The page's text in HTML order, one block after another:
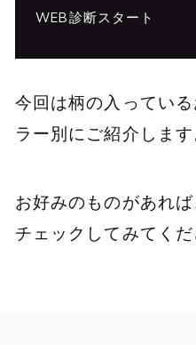
WEB診断スタート
今回は柄の入ってい
ラー別にご紹介します
お好みのものがあれ
チェックしてみてくだ